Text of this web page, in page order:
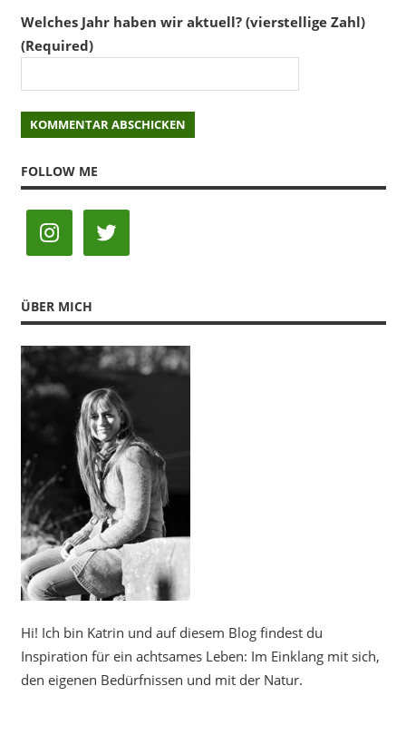
Welches Jahr haben wir aktuell? (vierstellige Zahl)
(Required)
FOLLOW ME
ÜBER MICH
Hi! Ich bin Katrin und auf diesem Blog findest du
Inspiration für ein achtsames Leben: Im Einklang mit sich,
den eigenen Bedürfnissen und mit der Natur.